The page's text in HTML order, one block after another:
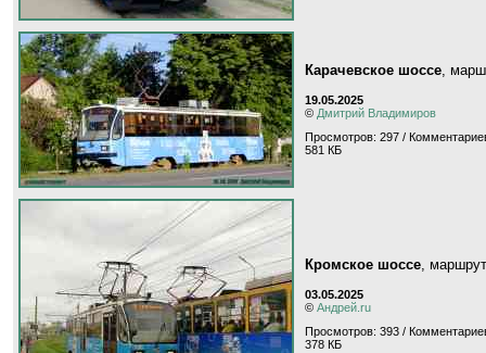
Карачевское шоссе,
19.05.2025
© Дмитрий Владимиров
Просмотров: 297 /
581 КБ
Кромское шоссе,
03.05.2025
© Андрей.ru
Просмотров: 393 /
378 КБ